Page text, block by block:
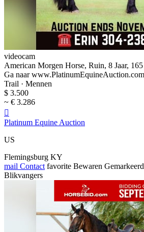
videocam
American Morgen Horse, Ruin, 8 Jaar,
Ga naar www.PlatinumEquineAuction.com
Trail · Mennen
$ 3.500
~ € 3.286

Platinum Equine Auction
US
Flemingsburg KY
mail Contact favorite Bewaren Gemarkeerd
Blikvangers